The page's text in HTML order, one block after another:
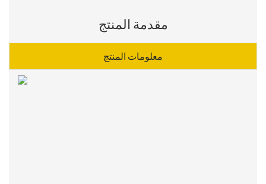
مقدمة المنتج
معلومات المنتج